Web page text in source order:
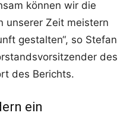
können wir die
unserer Zeit meistern
gestalten“, so Stefan
des
des Berichts.
ein